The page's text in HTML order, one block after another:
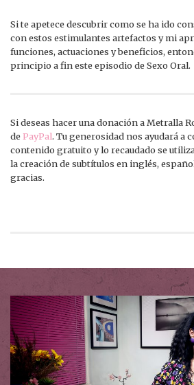
Si te apetece descubrir como se ha ido
con estos estimulantes artefactos y mi
funciones, actuaciones y beneficios,
principio a fin este episodio de Sexo Oral.
Si deseas hacer una donación a Metralla
de PayPal. Tu generosidad nos ayudará a
contenido gratuito y lo recaudado se
la creación de subtítulos en inglés,
gracias.